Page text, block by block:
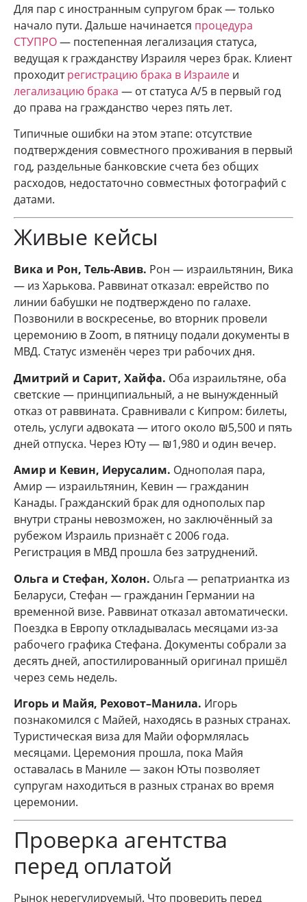
Для пар с иностранным супругом брак — только
начало пути. Дальше начинается процедура
СТУПРО— постепенная легализация статуса,
ведущая к гражданству Израиля через брак. Клиент
проходитрегистрацию брака в Израиле и
легализацию брака — от статуса А/5 в первый год
до права на гражданство через пять лет.
Типичные ошибки на этом этапе: отсутствие
подтверждения совместного проживания в первый
год, раздельные банковские счета без общих
расходов, недостаточно совместных фотографий с
датами.
Живые кейсы
Вика и Рон, Тель-Авив. Рон — израильтянин, Вика
— из Харькова. Раввинат отказал: еврейство по
линии бабушки не подтверждено по галахе.
Позвонили в воскресенье, во вторник провели
церемонию в Zoom, в пятницу подали документы в
МВД. Статус изменён через три рабочих дня.
Дмитрий и Сарит, Хайфа. Оба израильтяне, оба
светские — принципиальный, а не вынужденный
отказ от раввината. Сравнивали с Кипром: билеты,
отель, услуги адвоката — итого около ₪5,500 и пять
дней отпуска. Через Юту — ₪1,980 и один вечер.
Амир и Кевин, Иерусалим. Однополая пара,
Амир — израильтянин, Кевин — гражданин
Канады. Гражданский брак для однополых пар
внутри страны невозможен, но заключённый за
рубежом Израиль признаёт с 2006 года.
Регистрация в МВД прошла без затруднений.
Ольга и Стефан, Холон. Ольга — репатриантка из
Беларуси, Стефан — гражданин Германии на
временной визе. Раввинат отказал автоматически.
Поездка в Европу откладывалась месяцами из-за
рабочего графика Стефана. Документы собрали за
десять дней, апостилированный оригинал пришёл
через семь недель.
Игорь и Майя, Реховот–Манила. Игорь
познакомился с Майей, находясь в разных странах.
Туристическая виза для Майи оформлялась
месяцами. Церемония прошла, пока Майя
оставалась в Маниле — закон Юты позволяет
супругам находиться в разных странах во время
церемонии.
Проверка агентства
перед оплатой
Рынок нерегулируемый. Что проверить перед